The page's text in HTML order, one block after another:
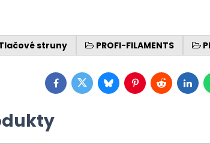
struny PROFI-FILAMENTS
Facebook
TwitterBlueskyPinterest
Reddit